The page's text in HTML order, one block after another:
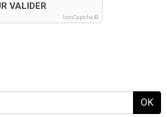
VALIDER
IconCaptcha ©
OK